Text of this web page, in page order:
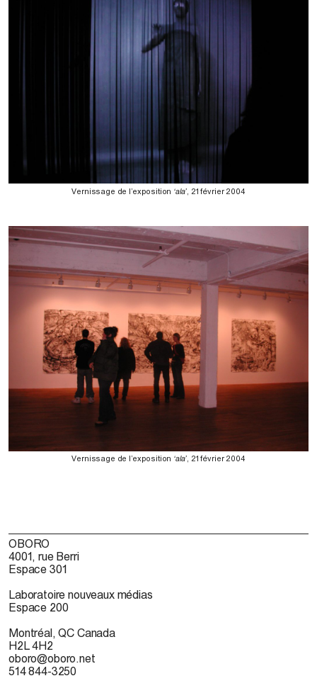
Vernissage de l’exposition ‘ala’ , 21 février 2004
Vernissage de l’exposition ‘ala’ , 21 février 2004
OBORO
4001, rue Berri
Espace 301
Laboratoire nouveaux médias
Espace 200
Montréal, QC Canada
H2L 4H2
oboro@oboro.net
514 844-3250